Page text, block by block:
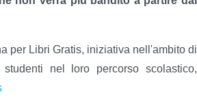
per Libri Gratis, iniziativa nell'ambito di
nel loro percorso scolastico,